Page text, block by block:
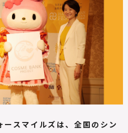
スマイルズは、全国のシン